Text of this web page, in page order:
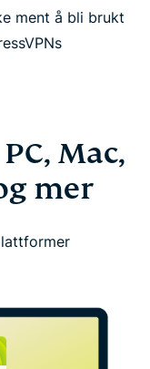
ment å bli brukt
Mac,
mer